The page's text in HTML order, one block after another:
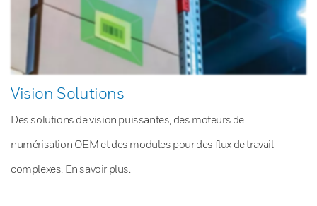
Vision Solutions
Des solutions de vision puissantes, des moteurs de
numérisation OEM et des modules pour des flux de travail
complexes. En savoir plus.